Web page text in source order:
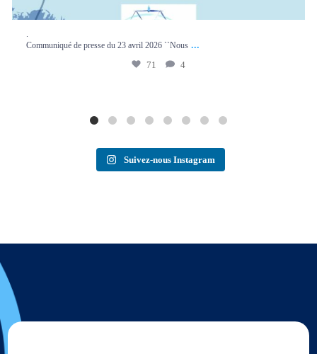
.
Communiqué de presse du 23 avril 2026 ``Nous ...
71
4
Suivez-nous Instagram